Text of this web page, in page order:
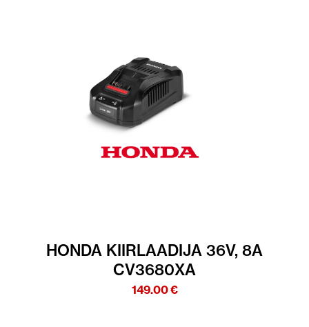
HONDA KIIRLAADIJA 36V, 8A
CV3680XA
149.00€